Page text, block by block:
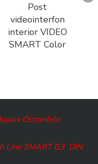
Post
videointerfon
interior VIDEO
SMART Color
Octombrie
Line SMART G3DIN